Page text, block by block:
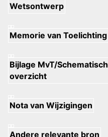
Wetsontwerp
Memorie van Toelichting
Bijlage MvT/Schematisch
overzicht
Nota van Wijzigingen
Andere relevante bron